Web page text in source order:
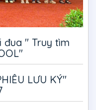
đua " Truy tìm
LƯU KÝ"